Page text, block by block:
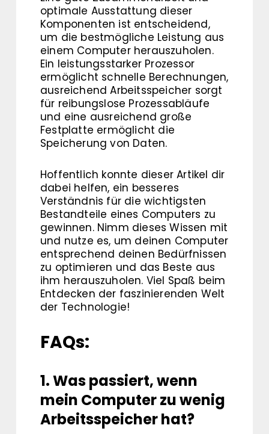
optimale Ausstattung dieser
Komponenten ist entscheidend,
um die bestmögliche Leistung aus
einem Computer herauszuholen.
Ein leistungsstarker Prozessor
ermöglicht schnelle Berechnungen,
ausreichend Arbeitsspeicher sorgt
für reibungslose Prozessabläufe
und eine ausreichend große
Festplatte ermöglicht die
Speicherung von Daten.
Hoffentlich konnte dieser Artikel dir
dabei helfen, ein besseres
Verständnis für die wichtigsten
Bestandteile eines Computers zu
gewinnen. Nimm dieses Wissen mit
und nutze es, um deinen Computer
entsprechend deinen Bedürfnissen
zu optimieren und das Beste aus
ihm herauszuholen. Viel Spaß beim
Entdecken der faszinierenden Welt
der Technologie!
FAQs:
1. Was passiert, wenn
mein Computer zu wenig
Arbeitsspeicher hat?